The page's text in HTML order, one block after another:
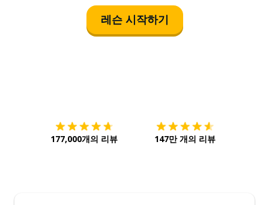
레슨 시작하기
177,000개의 리뷰 147만 개의 리뷰